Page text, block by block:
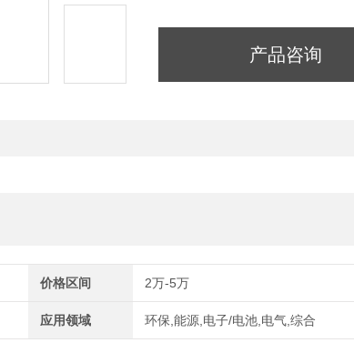
产品咨询
价格区间 2万-5万
应用领域 环保,能源,电子/电池,电气,综合